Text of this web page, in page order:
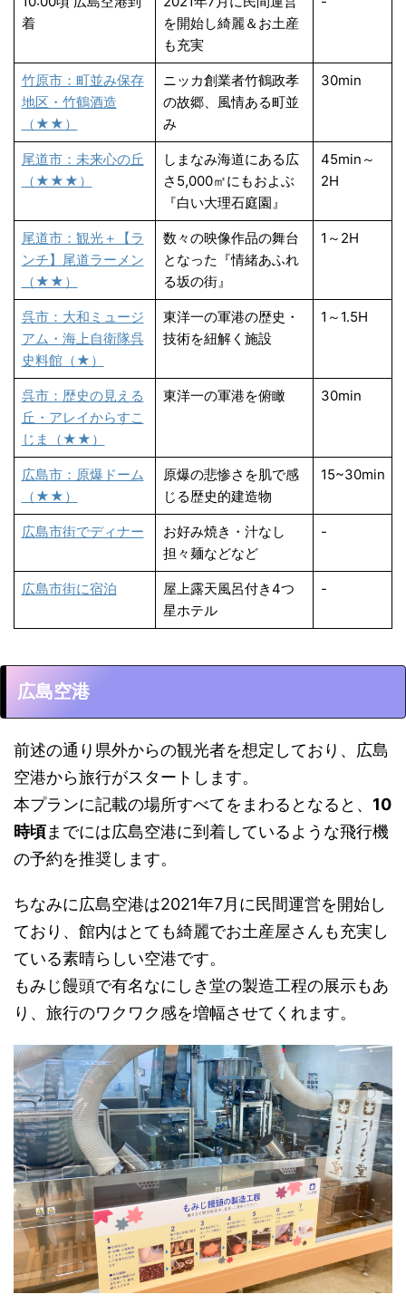
着
を開始し綺麗＆お土産
も充実
竹原市：町並み保存
地区・竹鶴酒造
（★★）
ニッカ創業者竹鶴政孝
の故郷、風情ある町並
み
30min
尾道市：未来心の丘
（★★★）
しまなみ海道にある広
さ5,000㎡にもおよぶ
『白い大理石庭園』
45min～
2H
尾道市：観光＋【ラ
ンチ】尾道ラーメン
（★★）
数々の映像作品の舞台
となった『情緒あふれ
る坂の街』
1～2H
呉市：大和ミュージ
アム・海上自衛隊呉
史料館（★）
東洋一の軍港の歴史・
技術を紐解く施設
1～1.5H
呉市：歴史の見える
丘・アレイからすこ
じま（★★）
東洋一の軍港を俯瞰 30min
広島市：原爆ドーム
（★★）
原爆の悲惨さを肌で感
じる歴史的建造物
15~30min
広島市街でディナー
お好み焼き・汁なし
担々麺などなど
-
広島市街に宿泊
屋上露天風呂付き4つ
星ホテル
-
広島空港
前述の通り県外からの観光者を想定しており、広島
空港から旅行がスタートします。
本プランに記載の場所すべてをまわるとなると、 10
時頃までには広島空港に到着しているような飛行機
の予約を推奨します。
ちなみに広島空港は2021年7月に民間運営を開始し
ており、館内はとても綺麗でお土産屋さんも充実し
ている素晴らしい空港です。
もみじ饅頭で有名なにしき堂の製造工程の展示もあ
り、旅行のワクワク感を増幅させてくれます。